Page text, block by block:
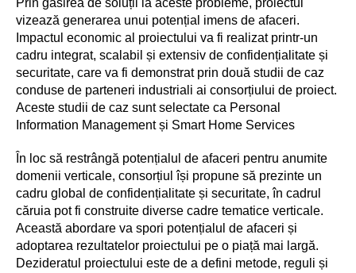
vizează generarea unui potențial imens de afaceri.
Impactul economic al proiectului va fi realizat printr-un
cadru integrat, scalabil și extensiv de confidențialitate și
securitate, care va fi demonstrat prin două studii de caz
conduse de parteneri industriali ai consorțiului de proiect.
Aceste studii de caz sunt selectate ca Personal
Information Management și Smart Home Services
În loc să restrângă potențialul de afaceri pentru anumite
domenii verticale, consorțiul își propune să prezinte un
cadru global de confidențialitate și securitate, în cadrul
căruia pot fi construite diverse cadre tematice verticale.
Această abordare va spori potențialul de afaceri și
adoptarea rezultatelor proiectului pe o piață mai largă.
Dezideratul proiectului este de a defini metode, reguli și